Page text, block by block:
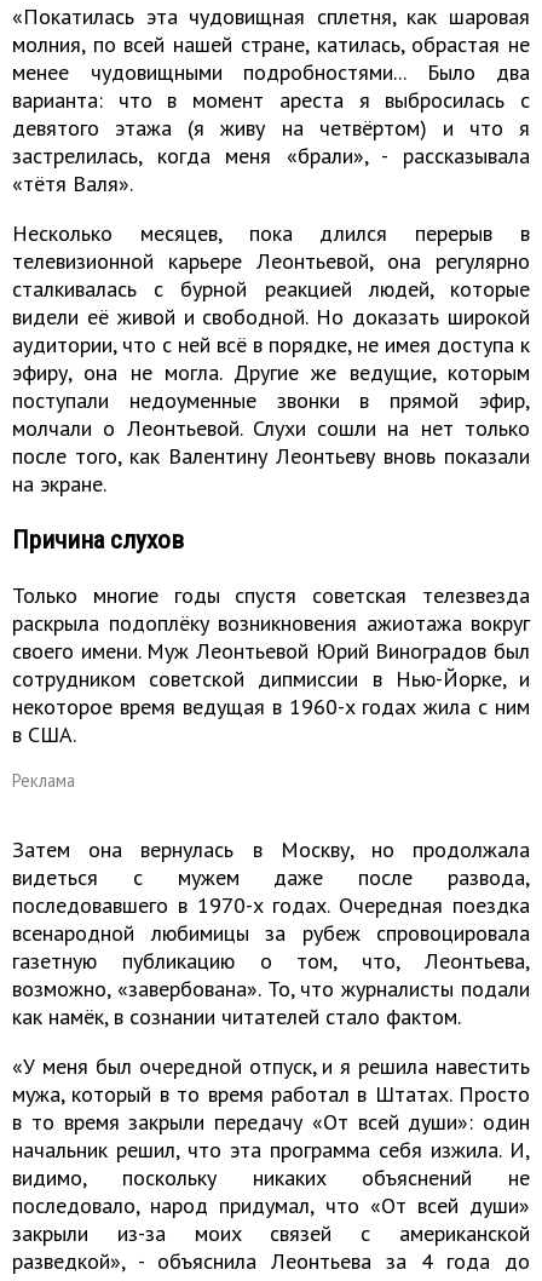
«Покатилась эта чудовищная сплетня, как шаровая
молния, по всей нашей стране, катилась, обрастая не
менее чудовищными подробностями... Было два
варианта: что в момент ареста я выбросилась с
девятого этажа (я живу на четвёртом) и что я
застрелилась, когда меня «брали», - рассказывала
«тётя Валя».
Несколько месяцев, пока длился перерыв в
телевизионной карьере Леонтьевой, она регулярно
сталкивалась с бурной реакцией людей, которые
видели её живой и свободной. Но доказать широкой
аудитории, что с ней всё в порядке, не имея доступа к
эфиру, она не могла. Другие же ведущие, которым
поступали недоуменные звонки в прямой эфир,
молчали о Леонтьевой. Слухи сошли на нет только
после того, как Валентину Леонтьеву вновь показали
на экране.
Причина слухов
Только многие годы спустя советская телезвезда
раскрыла подоплёку возникновения ажиотажа вокруг
своего имени. Муж Леонтьевой Юрий Виноградов был
сотрудником советской дипмиссии в Нью-Йорке, и
некоторое время ведущая в 1960-х годах жила с ним
в США.
Реклама
Затем она вернулась в Москву, но продолжала
видеться с мужем даже после развода,
последовавшего в 1970-х годах. Очередная поездка
всенародной любимицы за рубеж спровоцировала
газетную публикацию о том, что, Леонтьева,
возможно, «завербована». То, что журналисты подали
как намёк, в сознании читателей стало фактом.
«У меня был очередной отпуск, и я решила навестить
мужа, который в то время работал в Штатах. Просто
в то время закрыли передачу «От всей души»: один
начальник решил, что эта программа себя изжила. И,
видимо, поскольку никаких объяснений не
последовало, народ придумал, что «От всей души»
закрыли из-за моих связей с американской
разведкой», - объяснила Леонтьева за 4 года до